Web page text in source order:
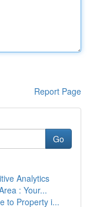
Report Page
Go
Analytics
: Your...
to Property i...